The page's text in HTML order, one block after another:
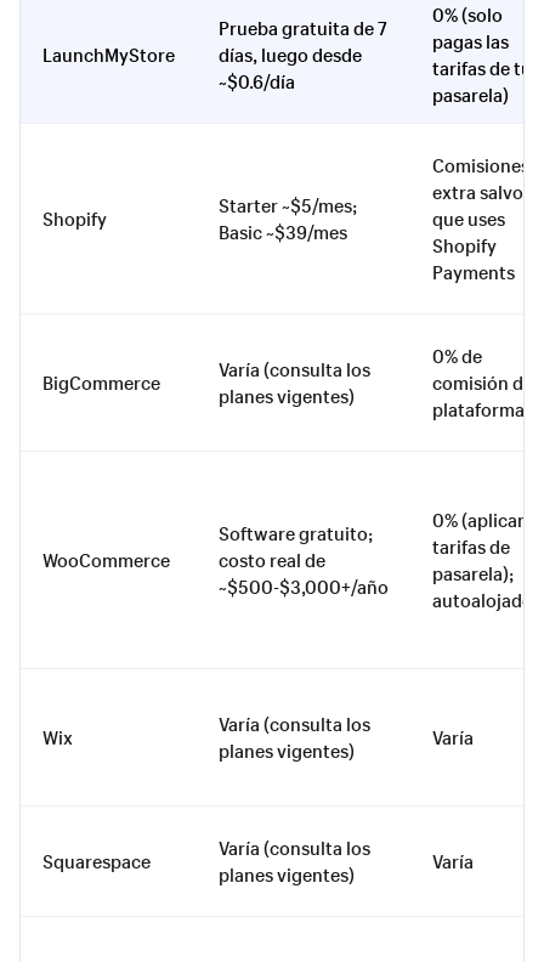
LaunchMyStore
Prueba gratuita de 7
días, luego desde
~$0.6/día
0% (solo
pagas las
tarifas de tu
pasarela)
Shopify
Starter ~$5/mes;
Basic ~$39/mes
Comisiones
extra salvo
que uses
Shopify
Payments
BigCommerce
Varía (consulta los
planes vigentes)
0% de
comisión de
plataforma
WooCommerce
Software gratuito;
costo real de
~$500-$3,000+/año
0% (aplican
tarifas de
pasarela);
autoalojado
Wix
Varía (consulta los
planes vigentes)
Varía
Squarespace
Varía (consulta los
planes vigentes)
Varía